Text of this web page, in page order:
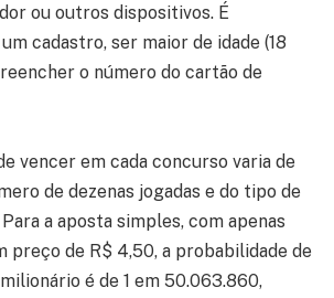
ou outros dispositivos. É
cadastro, ser maior de idade (18
o número do cartão de
vencer em cada concurso varia de
de dezenas jogadas e do tipo de
a aposta simples, com apenas
preço de R$ 4,50, a probabilidade de
é de 1 em 50.063.860,